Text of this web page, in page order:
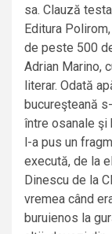
sa. Clauză
Editura
de peste 500
Adrian Marino,
literar. Odată
bucureşteană
între osanale şi
l-a pus un
execută, de la
Dinescu de la
vremea când
buruienos la